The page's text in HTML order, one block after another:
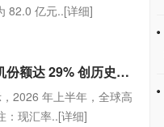
82.0 亿元..[详细]
Counterpoint：今年上半年全球高端智能手机份额达 29% 创历史新高，苹果、三星领头
2026 年上半年，全球高
：现汇率..[详细]